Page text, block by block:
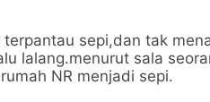
sepi,dan tak
lalang.menurut sala
NR menjadi sepi.